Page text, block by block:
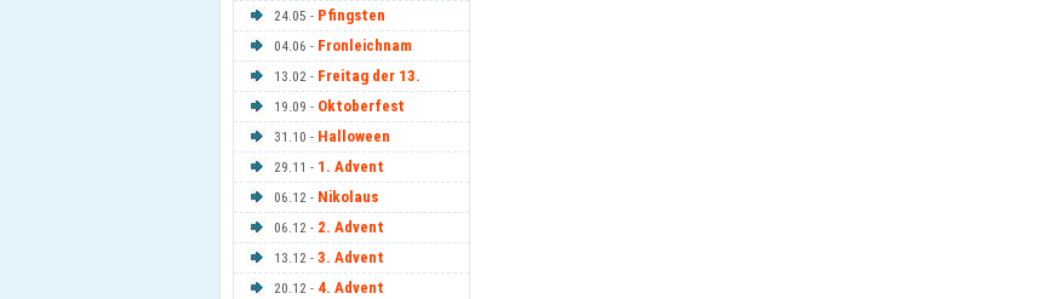
24.05 - Pfingsten
04.06 - Fronleichnam
13.02 - Freitag der 13.
19.09 - Oktoberfest
31.10 - Halloween
29.11 - 1. Advent
06.12 - Nikolaus
06.12 - 2. Advent
13.12 - 3. Advent
20.12 - 4. Advent